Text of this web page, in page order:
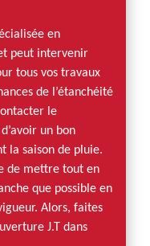
en
peut intervenir
tous vos travaux
de l’étanchéité
le
un bon
la saison de pluie.
de mettre tout en
que possible en
Alors, faites
J.T dans